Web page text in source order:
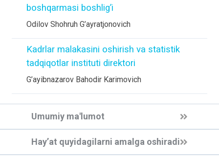
boshqarmasi boshlig’i
Odilov Shohruh G’ayratjonovich
Kadrlar malakasini oshirish va statistik
tadqiqotlar instituti direktori
G’ayibnazarov Bahodir Karimovich
Umumiy ma'lumot
Hay’at quyidagilarni amalga oshiradi